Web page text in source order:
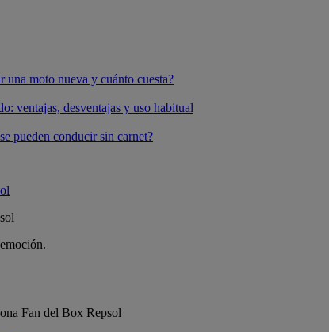
una moto nueva y cuánto cuesta?
ventajas, desventajas y uso habitual
pueden conducir sin carnet?
Fan del Box Repsol